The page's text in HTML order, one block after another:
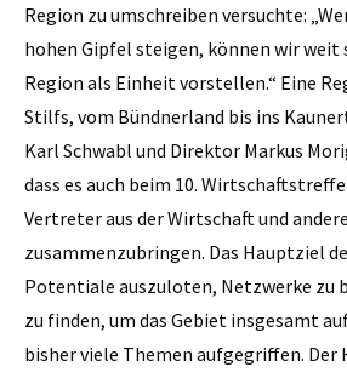
Region zu umschreiben versuchte:
hohen Gipfel steigen, können wir weit
Region als Einheit vorstellen.“ Eine
Stilfs, vom Bündnerland bis ins
Karl Schwabl und Direktor ­Markus
dass es auch beim 10.
Vertreter aus der Wirtschaft und
zusammenzubringen. Das Hauptziel
Potentiale auszuloten, Netzwerke zu
zu finden, um das Gebiet insgesamt
bisher viele Themen aufgegriffen. Der